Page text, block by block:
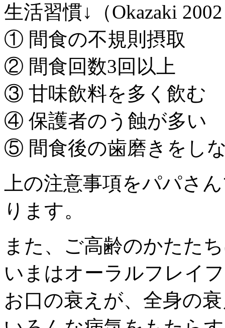
生活習慣↓（Okazaki
① 間食の不規則摂取
② 間食回数3回以上
③ 甘味飲料を多く飲む
④ 保護者のう蝕が多い
⑤ 間食後の歯磨きをし
上の注意事項をパパさ
ります。
また、ご高齢のかたた
いまはオーラルフレイ
お口の衰えが、全身の